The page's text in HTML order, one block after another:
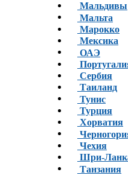
Мальдивы
Мальта
Марокко
Мексика
ОАЭ
Сербия
Таиланд
Тунис
Турция
Хорватия
Чехия
Шри-
Танзания